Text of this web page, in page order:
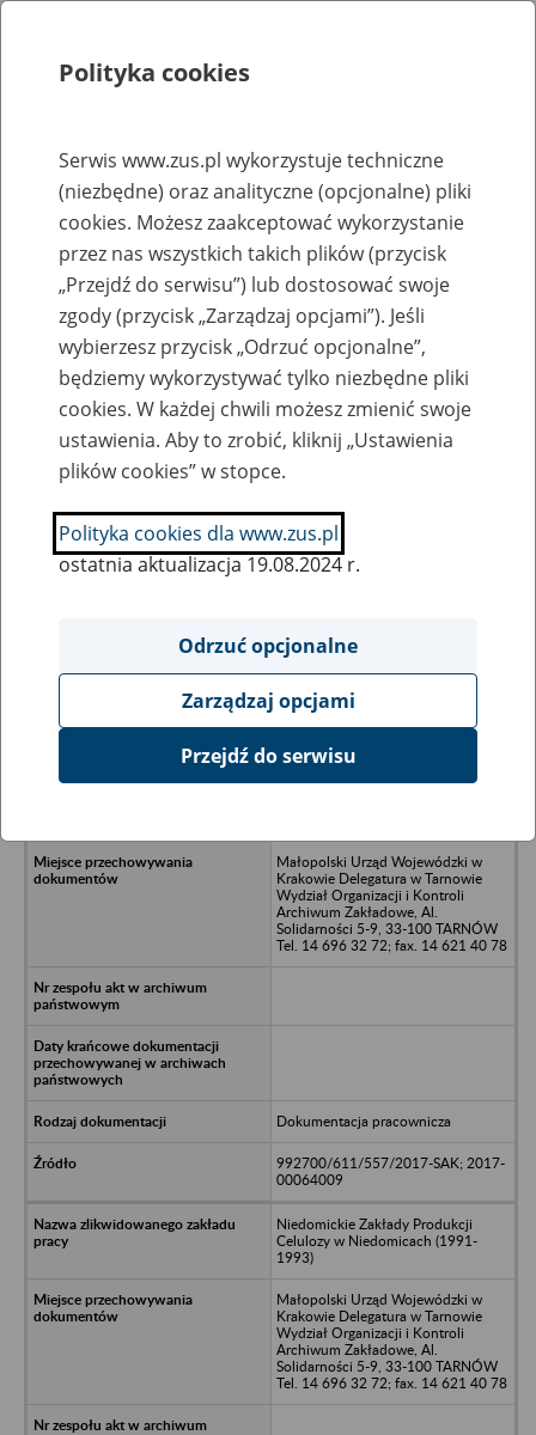
Rejestry, ewidencje i archiwa
Baza zlikwidowanych lub
przekształconych zakładów pracy
Nazwa zakładu pracy:
SZUKAJ
Ukryj wszystkie pozycje bazy
Niedomickie Zakłady Usługowo –
Małopolski Urząd Wojewódzki w
Krakowie Delegatura w Tarnowie
Wydział Organizacji i Kontroli
Archiwum Zakładowe, Al.
Solidarności 5-9, 33-100 TARNÓW
Tel. 14 696 32 72; fax. 14 621 40 78
Dokumentacja pracownicza
992700/611/557/2017-SAK; 2017-
00064009
Niedomickie Zakłady Produkcji
Celulozy w Niedomicach (1991-
1993)
Małopolski Urząd Wojewódzki w
Krakowie Delegatura w Tarnowie
Wydział Organizacji i Kontroli
Archiwum Zakładowe, Al.
Solidarności 5-9, 33-100 TARNÓW
Tel. 14 696 32 72; fax. 14 621 40 78
Polityka cookies
Serwis www.zus.pl wykorzystuje techniczne
(niezbędne) oraz analityczne (opcjonalne) pliki
cookies. Możesz zaakceptować wykorzystanie
przez nas wszystkich takich plików (przycisk
„Przejdź do serwisu”) lub dostosować swoje
zgody (przycisk „Zarządzaj opcjami”). Jeśli
wybierzesz przycisk „Odrzuć opcjonalne”,
będziemy wykorzystywać tylko niezbędne pliki
cookies. W każdej chwili możesz zmienić swoje
ustawienia. Aby to zrobić, kliknij „Ustawienia
plików cookies” w stopce.
Polityka cookies dla www.zus.pl
ostatnia aktualizacja 19.08.2024 r.
Odrzuć opcjonalne
Zarządzaj opcjami
Przejdź do serwisu